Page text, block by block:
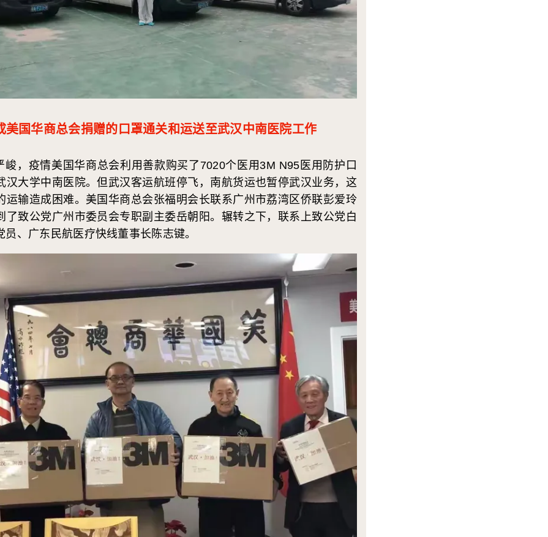
美国华商总会捐赠的口罩通关和运送至武汉中南医院工作
，疫情美国华商总会利用善款购买了7020个医用3M N95医用防护口
汉大学中南医院。但武汉客运航班停飞，南航货运也暂停武汉业务，这
运输造成困难。美国华商总会张福明会长联系广州市荔湾区侨联彭爱玲
了致公党广州市委员会专职副主委岳朝阳。辗转之下，联系上致公党白
员、广东民航医疗快线董事长陈志键。